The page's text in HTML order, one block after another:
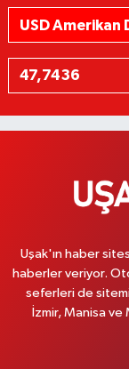
Uşak'ın haber
haberler veriyor.
seferleri de
İzmir, Manisa ve